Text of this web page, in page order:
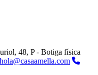
48, P - Botiga física
hola@casaamella.com